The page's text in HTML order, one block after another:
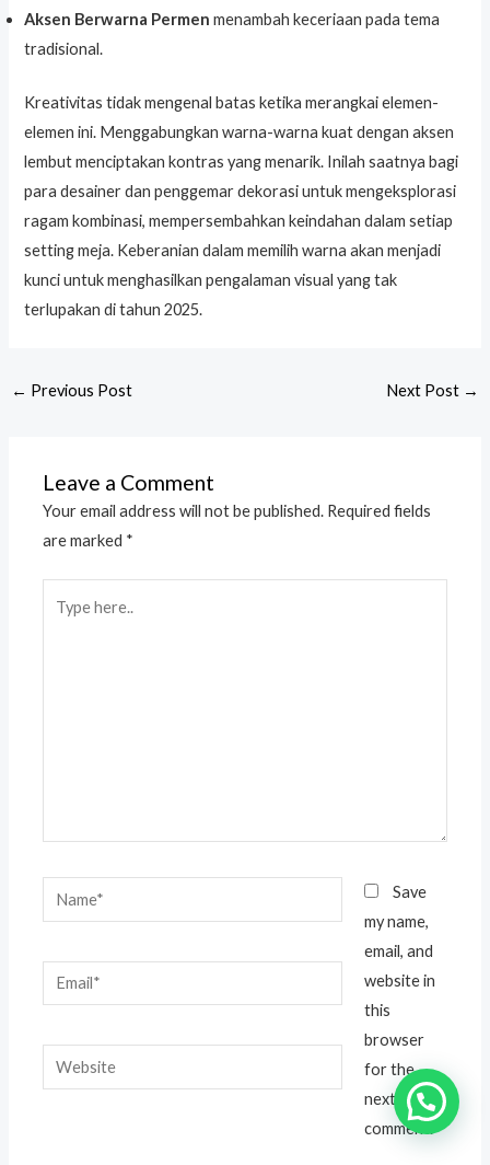
Aksen Berwarna Permen menambah keceriaan pada tema
tradisional.
Kreativitas tidak mengenal batas ketika merangkai elemen-
elemen ini. Menggabungkan warna-warna kuat dengan aksen
lembut menciptakan kontras yang menarik. Inilah saatnya bagi
para desainer dan penggemar dekorasi untuk mengeksplorasi
ragam kombinasi, mempersembahkan keindahan dalam setiap
setting meja. Keberanian dalam memilih warna akan menjadi
kunci untuk menghasilkan pengalaman visual yang tak
terlupakan di tahun 2025.
← Previous Post Next Post →
Leave a Comment
Your email address will not be published. Required fields
are marked *
here..
Name*
Email*
Website
Save
my name,
email, and
website in
this
browser
for the
next time I
comment.